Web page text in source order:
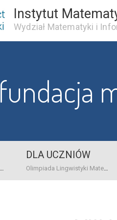
Instytut
Wydział Matematyki i
fundacja
dane bankowo-adresowe kontakt
DLA UCZNIÓW
Olimpiada Lingwistyki Matematycznej